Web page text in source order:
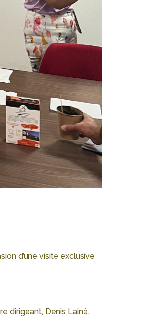
d’une visite exclusive
dirigeant, Denis Lainé.